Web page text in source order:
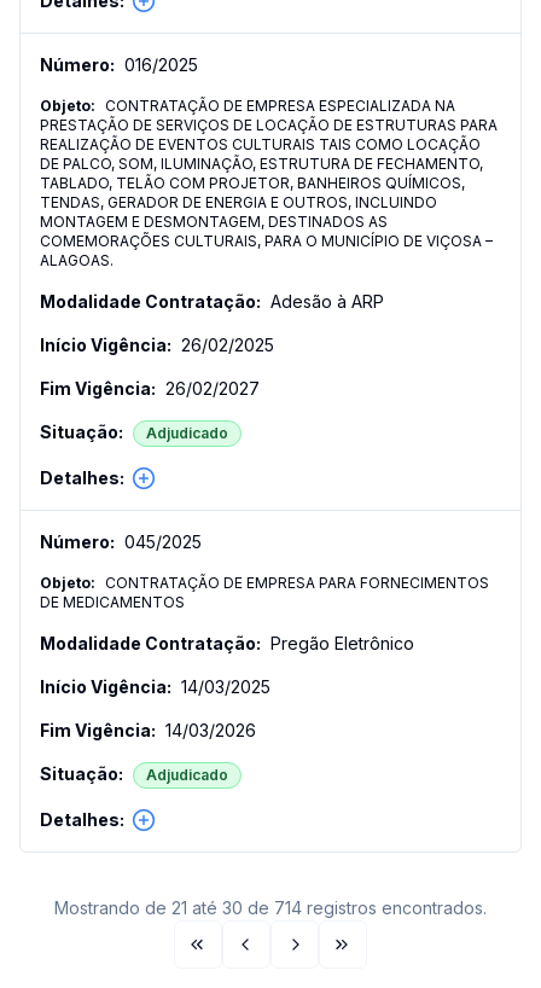
016/2025
CONTRATAÇÃO DE EMPRESA ESPECIALIZADA NA
PRESTAÇÃO DE SERVIÇOS DE LOCAÇÃO DE ESTRUTURAS PARA
REALIZAÇÃO DE EVENTOS CULTURAIS TAIS COMO LOCAÇÃO
DE PALCO, SOM, ILUMINAÇÃO, ESTRUTURA DE FECHAMENTO,
TABLADO, TELÃO COM PROJETOR, BANHEIROS QUÍMICOS,
TENDAS, GERADOR DE ENERGIA E OUTROS, INCLUINDO
MONTAGEM E DESMONTAGEM, DESTINADOS AS
COMEMORAÇÕES CULTURAIS, PARA O MUNICÍPIO DE VIÇOSA –
ALAGOAS.
Adesão à ARP
26/02/2025
26/02/2027
Adjudicado
045/2025
CONTRATAÇÃO DE EMPRESA PARA FORNECIMENTOS
DE MEDICAMENTOS
Pregão Eletrônico
14/03/2025
14/03/2026
Adjudicado
Mostrando de 21 até 30 de 714 registros encontrados.
Primeira página
Página anterior
Próxima página
Última página